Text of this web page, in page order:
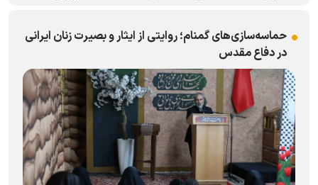
حماسه‌سازی‌های گمنام؛ روایتی از ایثار و بصیرت زنان ایرانی
در دفاع مقدس